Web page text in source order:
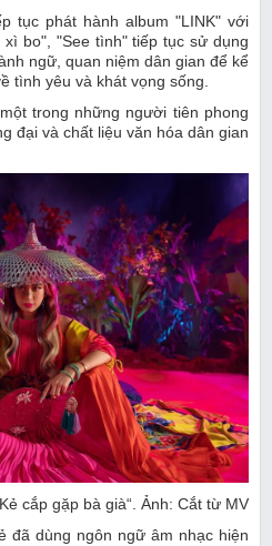
tục phát hành album "LINK" với
bo", "See tình" tiếp tục sử dụng
ngữ, quan niệm dân gian để kể
tình yêu và khát vọng sống.
trong những người tiên phong
đại và chất liệu văn hóa dân gian
cắp gặp bà già“. Ảnh: Cắt từ MV
đã dùng ngôn ngữ âm nhạc hiện